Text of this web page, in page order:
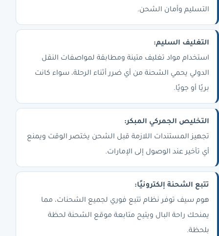
التسليم وأمان الشحن.
التغليف السليم:
استخدام مواد تغليف متينة ومطابقة لمواصفات النقل
الدولي يحمي الشحنة من أي ضرر أثناء الرحلة، سواء كانت
بريًا أو جويًا.
التخليص الجمركي المبكر:
تجهيز المستندات اللازمة قبل الشحن يختصر الوقت ويمنع
أي تأخير عند الوصول إلى الإمارات.
تتبع الشحنة إلكترونيًا:
هوم سيف توفر نظام تتبع فوري لجميع الشحنات، مما
يمنحك راحة البال ويتيح متابعة موقع الشحنة لحظة
بلحظة.